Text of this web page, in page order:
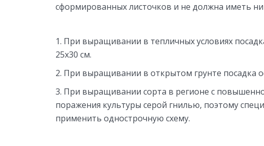
сформированных листочков и не должна иметь
При выращивании в тепличных условиях
25х30 см.
При выращивании в открытом грунте посадка
При выращивании сорта в регионе с
поражения культуры серой гнилью, поэтому
применить однострочную схему.